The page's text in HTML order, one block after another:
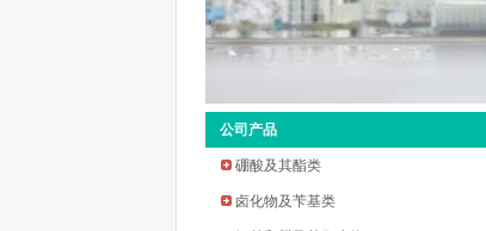
公司产品
硼酸及其酯类
卤化物及苄基类